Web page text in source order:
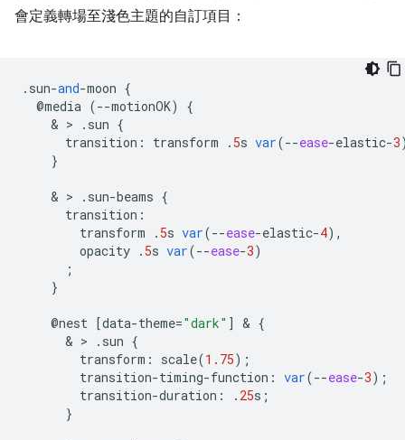
會定義轉場至淺色主題的自訂項目：
. sun-and-moon {
@media (--motionOK)
{
    & >
. sun {
transition : transform . 5s var(--ease-elastic-3
}
    & >
. sun-beams {
transition :
transform
. 5s var(--ease-elastic-4),
opacity . 5s var(--ease-3)
;
}
@nest [data-theme="dark" ] & {
      & >
. sun {
transform : scale(1.75);
transition-timing-function : var(--ease-3);
transition-duration : . 25s ;
}